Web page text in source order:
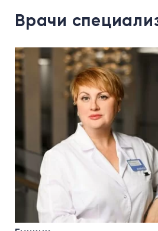
Врачи